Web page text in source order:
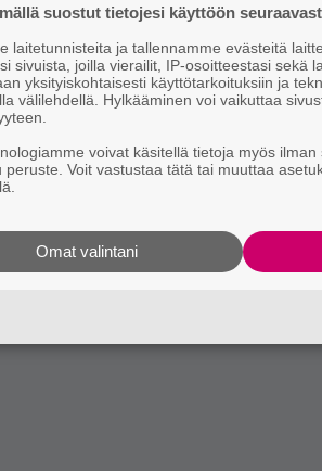
kun Venäjän hyökkäyssota
turvallisuuspolitiikkaansa.
toukokuussa – juhlistaa Ruotsin
jälleen suomalaismerkissä – vieraili
suostut tietojesi käyttöön
laitetunnisteita ja tallennamme evästeitä
sivuista, joilla vierailit, IP-osoitteestasi sekä
yksityiskohtaisesti käyttötarkoituksiin ja
välilehdellä. Hylkääminen voi vaikuttaa
voivat käsitellä tietoja myös
peruste. Voit vastustaa tätä tai muuttaa
Omat valintani